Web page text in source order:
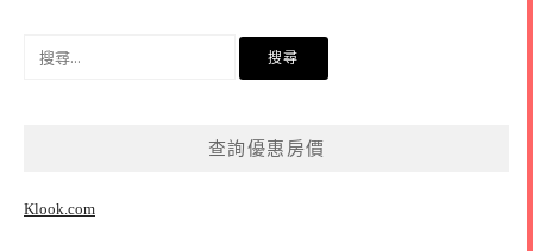
查詢優惠房價
Klook.com